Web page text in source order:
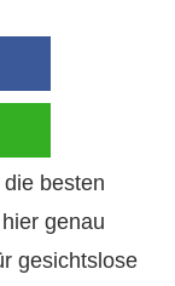
besten
genau
gesichtslose